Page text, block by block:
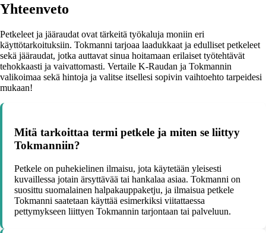
Yhteenveto
Petkeleet ja jääraudat ovat tärkeitä työkaluja moniin eri
käyttötarkoituksiin. Tokmanni tarjoaa laadukkaat ja edulliset petkeleet
sekä jääraudat, jotka auttavat sinua hoitamaan erilaiset työtehtävät
tehokkaasti ja vaivattomasti. Vertaile K-Raudan ja Tokmannin
valikoimaa sekä hintoja ja valitse itsellesi sopivin vaihtoehto tarpeidesi
mukaan!
Mitä tarkoittaa termi petkele ja miten se liittyy
Tokmanniin?
Petkele on puhekielinen ilmaisu, jota käytetään yleisesti
kuvaillessa jotain ärsyttävää tai hankalaa asiaa. Tokmanni on
suosittu suomalainen halpakauppaketju, ja ilmaisua petkele
Tokmanni saatetaan käyttää esimerkiksi viitattaessa
pettymykseen liittyen Tokmannin tarjontaan tai palveluun.